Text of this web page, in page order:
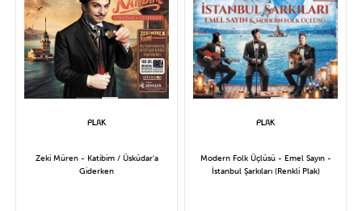
Zeki Müren - Katibim / Üsküdar'a
Giderken
Modern Folk Üçlüsü - Emel Sayın -
İstanbul Şarkıları (Renkli Plak)